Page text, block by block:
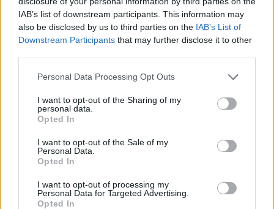
IAB’s list of downstream participants. This information may
also be disclosed by us to third parties on the IAB’s List of
Downstream Participants that may further disclose it to other
Personal Data Processing Opt Outs
I want to opt-out of the Sharing of my
personal data.
Opted In
I want to opt-out of the Sale of my
Personal Data.
Opted In
I want to opt-out of processing my
Personal Data for Targeted Advertising.
Opted In